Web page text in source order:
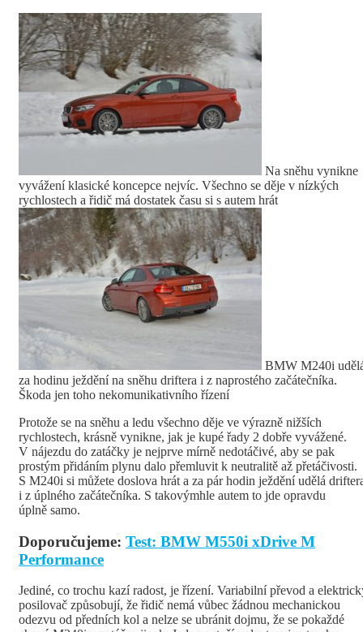
Na sněhu vynikne
vyvážení klasické koncepce nejvíc. Všechno se děje v nízkých
rychlostech a řidič má dostatek času si s autem hrát
BMW M240i
za hodinu ježdění na sněhu driftera i z naprostého začátečníka.
Škoda jen toho nekomunikativního řízení
Protože se na sněhu a ledu všechno děje ve výrazně nižších
rychlostech, krásně vynikne, jak je kupé řady 2 dobře vyvážené.
V nájezdu do zatáčky je nejprve mírně nedotáčivé, aby se pak
prostým přidáním plynu dalo přemluvit k neutralitě až přetáčivosti.
S M240i si můžete doslova hrát a za pár hodin ježdění udělá
i z úplného začátečníka. S takovýmhle autem to jde opravdu
úplně samo.
Doporučujeme: Test: BMW M550i xDrive M
Performance
Jediné, co trochu kazí radost, je řízení. Variabilní převod a
posilovač způsobují, že řidič nemá vůbec žádnou mechanickou
odezvu od předních kol a nelze se ubránit dojmu, že se pokaždé